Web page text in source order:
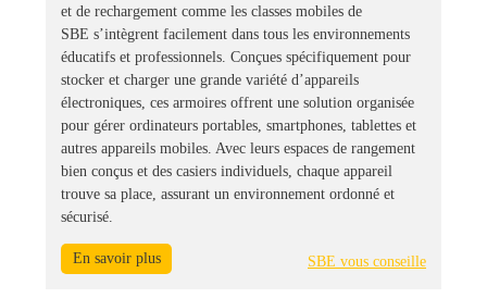
et de rechargement comme les classes mobiles de
SBE s’intègrent facilement dans tous les environnements
éducatifs et professionnels. Conçues spécifiquement pour
stocker et charger une grande variété d’appareils
électroniques, ces armoires offrent une solution organisée
pour gérer ordinateurs portables, smartphones, tablettes et
autres appareils mobiles. Avec leurs espaces de rangement
bien conçus et des casiers individuels, chaque appareil
trouve sa place, assurant un environnement ordonné et
sécurisé.
En savoir plus SBE vous conseille